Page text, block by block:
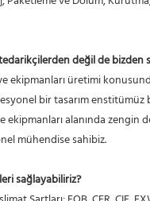
değil de bizden
bir tasarım enstitümüz
ekipmanları alanında zengin
mühendise sahibiz.
sağlayabiliriz?